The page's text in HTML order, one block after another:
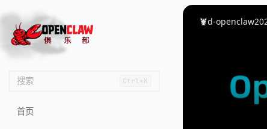
🙌
🐟
🏖️
搜索 Ctrl+K
首页
🦞d-openclaw